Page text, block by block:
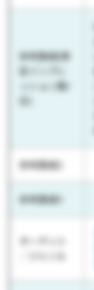
参考数値(想
定インプレ
ッション数/
日)
参考数値2
参考数値3
ターゲット
／ジャンル